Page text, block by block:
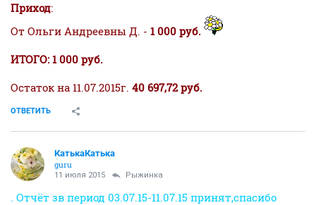
Приход:
От Ольги Андреевны Д. - 1 000 руб.
ИТОГО: 1 000 руб.
Остаток на 11.07.2015г. 40 697,72 руб.
ОТВЕТИТЬ
КатькаКатька
guru
11 июля 2015 Рыжинка
. Отчёт зв период 03.07.15-11.07.15 принят,спасибо